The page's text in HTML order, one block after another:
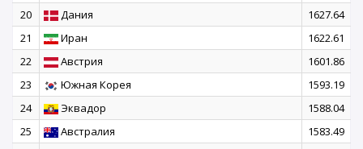
20
Дания
1627.64
21
Иран
1622.61
22
Австрия
1601.86
23
Южная Корея
1593.19
24
Эквадор
1588.04
25
Австралия
1583.49